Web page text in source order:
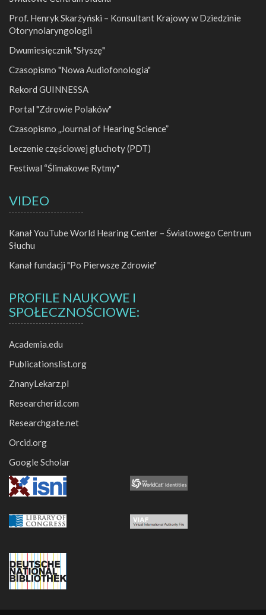
Prof. Henryk Skarżyński – Konsultant Krajowy w Dziedzinie
Otorynolaryngologii
Dwumiesięcznik "Słyszę"
Czasopismo "Nowa Audiofonologia"
Rekord GUINNESSA
Portal "Zdrowie Polaków"
Czasopismo „Journal of Hearing Science”
Leczenie częściowej głuchoty (PDT)
Festiwal “Ślimakowe Rytmy"
VIDEO
Kanał YouTube World Hearing Center – Światowego Centrum
Słuchu
Kanał fundacji "Po Pierwsze Zdrowie"
PROFILE NAUKOWE I
SPOŁECZNOŚCIOWE:
Academia.edu
Publicationslist.org
ZnanyLekarz.pl
Researcherid.com
Researchgate.net
Orcid.org
Google Scholar